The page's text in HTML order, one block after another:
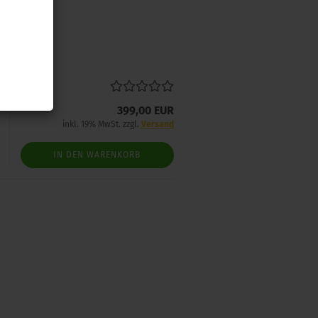
399,00 EUR
inkl. 19% MwSt. zzgl. Versand
IN DEN WARENKORB